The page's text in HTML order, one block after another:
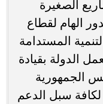
الصغيرة
الهام لقطاع
المستدامة
2030، التي تعمل الدولة بقيادة
الجمهورية
سبل الدعم